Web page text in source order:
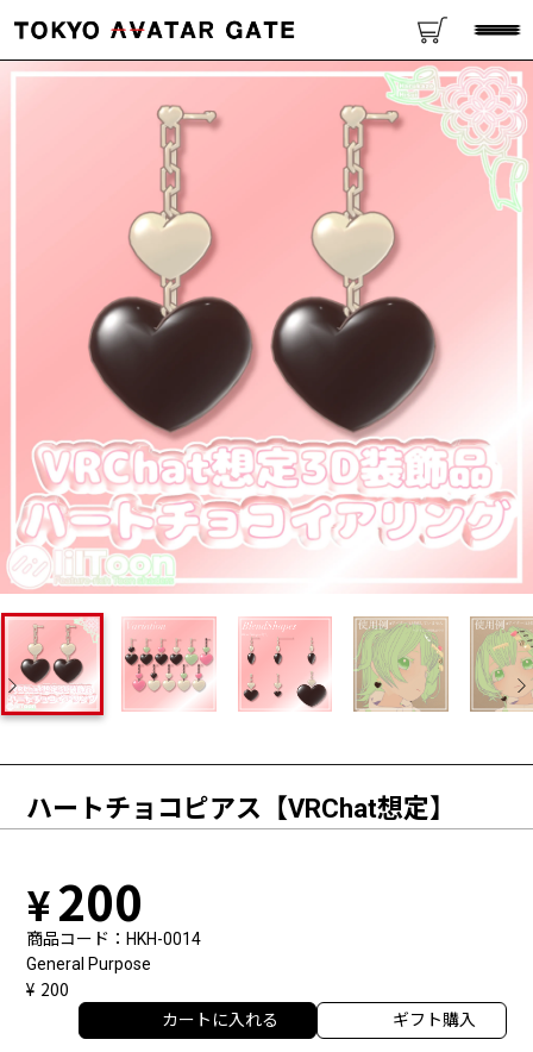
ハートチョコピアス【VRChat想定】
200
商品コード
HKH-0014
General Purpose
200
カートに入れる ギフト購入